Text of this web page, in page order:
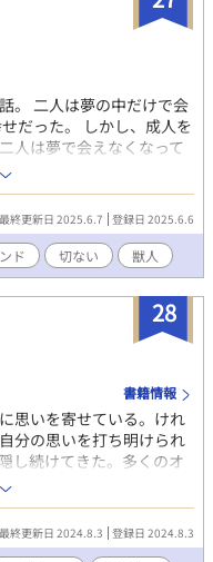
。 二人は夢の中だけで会
だった。 しかし、成人を
人は夢で会えなくなって
出る。 ハッピーエンドで
。 レイプ、暴力の表現
アップしていたものを、
描きました。
最終更新日 2025.6.7 登録日 2025.6.6
ド 切ない 獣人
28
書籍情報
思いを寄せている。けれ
分の思いを打ち明けられ
し続けてきた。多くのオ
タをオメガにしてきたス
ことだろう。そう思った
を待つことにした。けれ
せず......
最終更新日 2024.8.3 登録日 2024.8.3